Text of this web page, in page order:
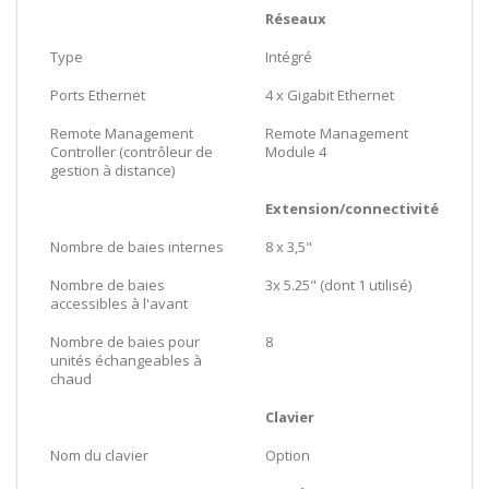
Réseaux
Type
Intégré
Ports Ethernet
4 x Gigabit Ethernet
Remote Management
Controller (contrôleur de
gestion à distance)
Remote Management
Module 4
Extension/connectivité
Nombre de baies internes
8 x 3,5"
Nombre de baies
accessibles à l'avant
3x 5.25" (dont 1 utilisé)
Nombre de baies pour
unités échangeables à
chaud
8
Clavier
Nom du clavier
Option